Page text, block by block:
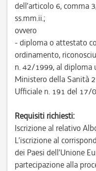
dell’articolo 6, comma
ss.mm.ii.;
ovvero
- diploma o attestato
ordinamento,
n. 42/1999, al diploma
Ministero della Sanità
Ufficiale n. 191 del 17/
Requisiti richiesti:
Iscrizione al relativo
L’iscrizione al
dei Paesi dell’Unione
partecipazione alla